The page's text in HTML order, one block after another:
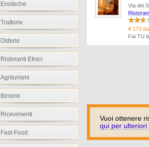
Enoteche
Trattorie
Osterie
Ristoranti Etnici
Agriturismi
Birrerie
Ricevimenti
Fast-Food
Via dei
# 173
Fai TU
Vuoi ottenere
qui per